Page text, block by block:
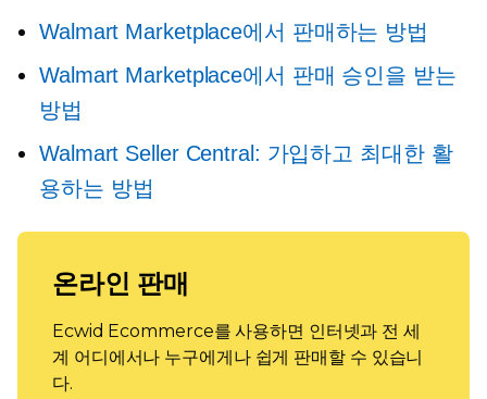
Walmart Marketplace에서 판매하는 방법
Walmart Marketplace에서 판매 승인을 받는
방법
Walmart Seller Central: 가입하고 최대한 활
용하는 방법
온라인 판매
Ecwid Ecommerce를 사용하면 인터넷과 전 세
계 어디에서나 누구에게나 쉽게 판매할 수 있습니
다.